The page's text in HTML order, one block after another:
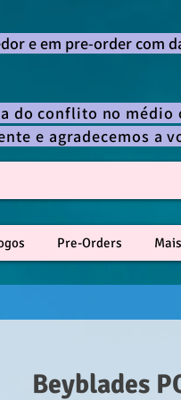
e em pre-order com
do conflito no médio
e agradecemos a
Pre-Orders
Beyblades